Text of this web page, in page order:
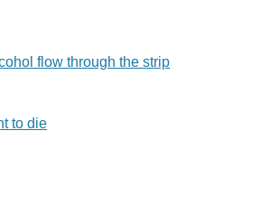
flow through the strip
to die